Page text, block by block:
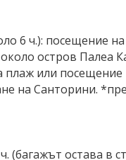
6 ч.): посещение
остров Палеа
или
на Санторини.
(багажът остава в